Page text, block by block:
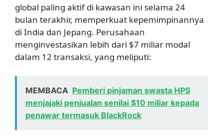
global paling aktif di kawasan ini selama 24
bulan terakhir, memperkuat kepemimpinannya
di India dan Jepang. Perusahaan
menginvestasikan lebih dari $7 miliar modal
dalam 12 transaksi, yang meliputi:
MEMBACA Pemberi pinjaman swasta HPS
menjajaki penjualan senilai $10 miliar kepada
penawar termasuk BlackRock